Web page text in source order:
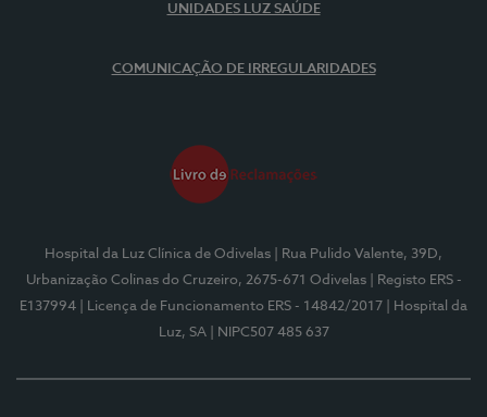
UNIDADES LUZ SAÚDE
COMUNICAÇÃO DE IRREGULARIDADES
Hospital da Luz Clínica de Odivelas
| Rua Pulido Valente, 39D,
Urbanização Colinas do Cruzeiro, 2675-671 Odivelas
| Registo ERS -
E137994
| Licença de Funcionamento ERS - 14842/2017
| Hospital da
Luz, SA
| NIPC507 485 637